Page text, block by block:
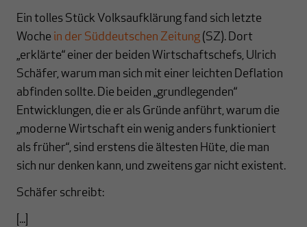
Ein tolles Stück Volksaufklärung fand sich letzte
Woche in der Süddeutschen Zeitung (SZ). Dort
„erklärte“ einer der beiden Wirtschaftschefs, Ulrich
Schäfer, warum man sich mit einer leichten Deflation
abfinden sollte. Die beiden „grundlegenden“
Entwicklungen, die er als Gründe anführt, warum die
„moderne Wirtschaft ein wenig anders funktioniert
als früher“, sind erstens die ältesten Hüte, die man
sich nur denken kann, und zweitens gar nicht existent.
Schäfer schreibt:
[...]